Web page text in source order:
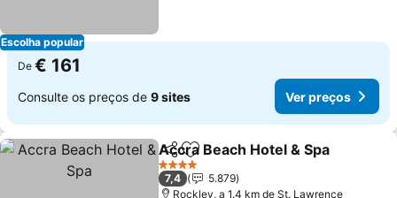
Escolha popular
De € 161
Consulte os preços de 9 sites Ver preços
PartilharAdicionar aos favoritos
Accra Beach Hotel & Spa
4 Estrelas
7,4
5.879
Rockley, a 1.4 km de St. Lawrence